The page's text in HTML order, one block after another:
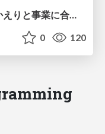
フロントエンドトレンドのふりかえりと事業に合わせた選択
0 120